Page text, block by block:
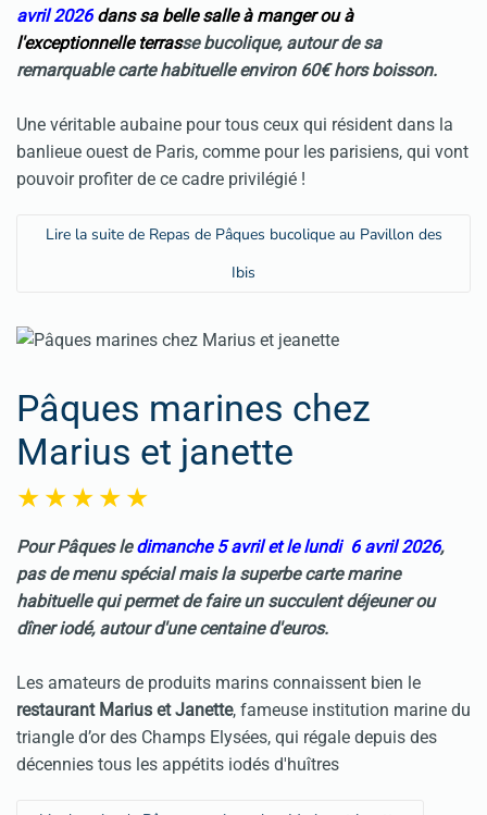
avril 2026 dans sa belle salle à manger ou à
l'exceptionnelle terrasse bucolique, autour de sa
remarquable carte habituelle environ 60€ hors boisson.
Une véritable aubaine pour tous ceux qui résident dans la
banlieue ouest de Paris, comme pour les parisiens, qui vont
pouvoir profiter de ce cadre privilégié !
Lire la suite de Repas de Pâques bucolique au Pavillon des
Ibis
Pâques marines chez
Marius et janette
PourPâquesledimanche 5 avril et le lundi 6 avril 2026,
pas de menu spécial mais la superbe carte marine
habituelle qui permet de faire un succulent déjeuner ou
dîner iodé, autour d'une centaine d'euros.
Les amateurs de produits marins connaissent bien le
restaurant Marius et Janette, fameuse institution marine du
triangle d’or des Champs Elysées, qui régale depuis des
décennies tous les appétits iodés d'huîtres